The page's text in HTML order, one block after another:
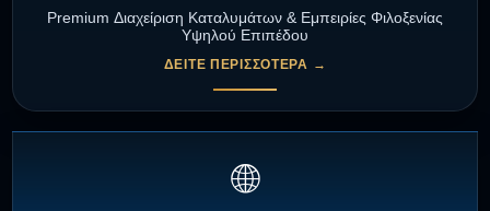
Premium Διαχείριση Καταλυμάτων & Εμπειρίες Φιλοξενίας
Υψηλού Επιπέδου
ΔΕΊΤΕ ΠΕΡΙΣΣΌΤΕΡΑ →
🌐